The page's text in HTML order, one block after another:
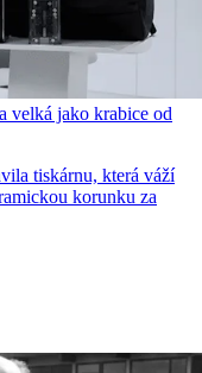
velká jako krabice od
tiskárnu, která váží
korunku za